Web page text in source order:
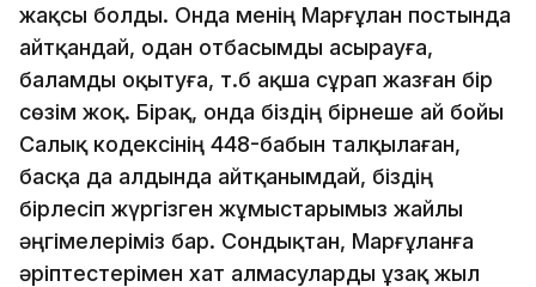
жақсы болды. Онда менің Марғұлан постында
айтқандай, одан отбасымды асырауға,
баламды оқытуға, т.б ақша сұрап жазған бір
сөзім жоқ. Бірақ, онда біздің бірнеше ай бойы
Салық кодексінің 448-бабын талқылаған,
басқа да алдында айтқанымдай, біздің
бірлесіп жүргізген жұмыстарымыз жайлы
әңгімелеріміз бар. Сондықтан, Марғұланға
әріптестерімен хат алмасуларды ұзақ жыл